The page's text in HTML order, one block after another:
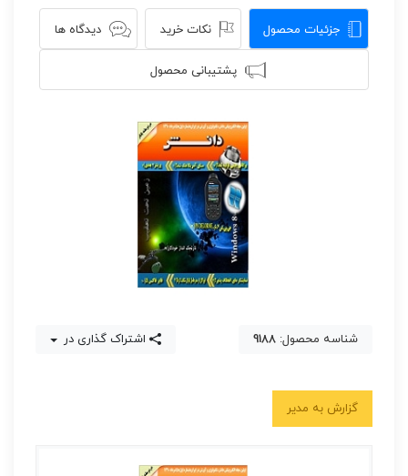
جزئیات محصول نکات خرید دیدگاه ها
پشتیبانی محصول
شناسه محصول: 9188 اشتراک گذاری در
گزارش به مدیر